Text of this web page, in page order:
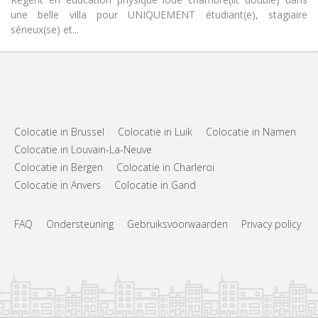
une belle villa pour UNIQUEMENT étudiant(e), stagiaire
sérieux(se) et...
Colocatie in Brussel Colocatie in Luik
Colocatie in Namen
Colocatie in Louvain-La-Neuve
Colocatie in Bergen
Colocatie in Charleroi
Colocatie in Anvers
Colocatie in Gand
FAQ Ondersteuning Gebruiksvoorwaarden Privacy policy